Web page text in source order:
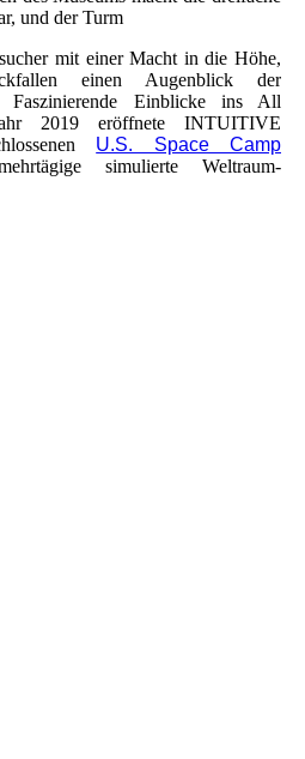
und der Turm
mit einer Macht in die Höhe,
einen Augenblick der
Faszinierende Einblicke ins All
2019 eröffnete INTUITIVE
U.S. Space Camp
simulierte Weltraum-